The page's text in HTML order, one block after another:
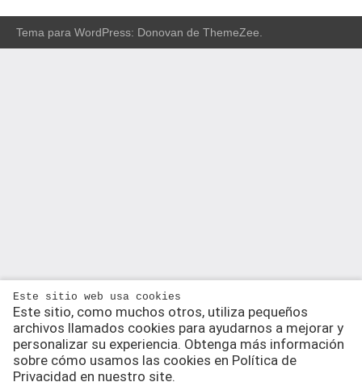
Tema para WordPress: Donovan de ThemeZee.
Este sitio web usa cookies
Este sitio, como muchos otros, utiliza pequeños
archivos llamados cookies para ayudarnos a mejorar y
personalizar su experiencia. Obtenga más información
sobre cómo usamos las cookies en Política de
Privacidad en nuestro site.